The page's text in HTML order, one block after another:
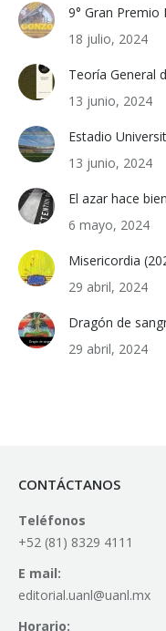
9° Gran
18 julio, 2024
Teoría General
13 junio, 2024
Estadio
13 junio, 2024
El azar hace
6 mayo, 2024
Misericordia
29 abril, 2024
Dragón de
29 abril, 2024
CONTÁCTANOS
Teléfonos
+52 (81) 8329 4111
E mail:
editorial.uanl@uanl.mx
Horario: